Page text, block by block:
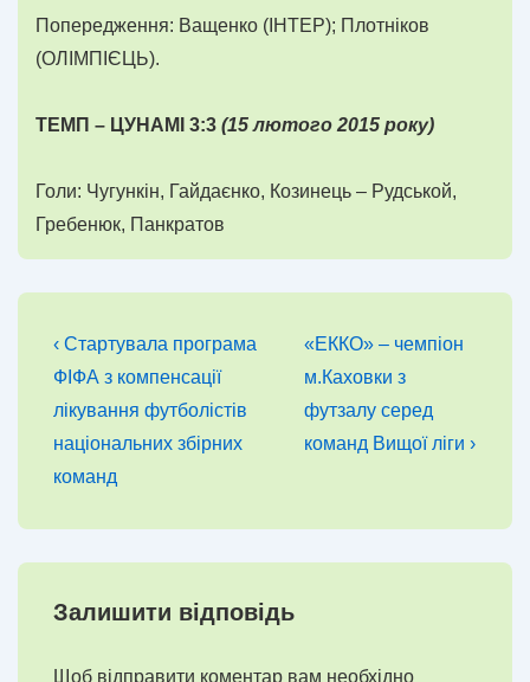
Попередження: Ващенко (ІНТЕР); Плотніков
(ОЛІМПІЄЦЬ).
ТЕМП – ЦУНАМ 3:3 (15 лютого2015 року)
Голи: Чугункін, Гайдаєнко, Козинець – Рудськой,
Гребенюк, Панкратов
Навігація
записів
Попередній
запис
‹ Стартувала програма
ФІФА з компенсації
лікування футболістів
національних збірних
команд
Наступний
запис
«ЕККО» – чемпіон
м.Каховки з
футзалу серед
команд Вищої ліги ›
Залишити відповідь
Щоб відправити коментар вам необхідно